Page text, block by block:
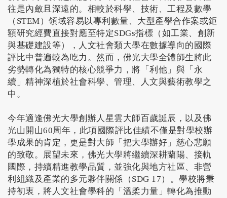
往是內斂且深遠的。相較於科學、技術、工程及數學
（STEM）領域容易以專利數量、大型產學合作案或鉅
額研究經費直接對應至特定SDGs指標（如工業、創新
與基礎建設等），人文社會類大學在數據導向的國際
評比中普遍較為吃力。然而，佛光大學全體師生將此
劣勢轉化為獨特的核心競爭力，將「利他」與「永
續」精神深植於社會科學、管理、人文與藝術教學之
中。
今年適逢佛光大學創辦人星雲大師百歲誕辰，以及佛
光山開山60周年，此項國際評比佳績不僅是對學校辦
學成果的肯定，更是對大師「把大學辦好」慈心悲願
的致敬。展望未來，佛光大學將繼續深耕蘭陽、接軌
國際，持續精進教學品質，並強化與地方社區、非營
利組織及產業的多元夥伴關係（SDG 17）。學校將秉
持初衷，將人文社會學科的「溫柔力量」轉化為推動